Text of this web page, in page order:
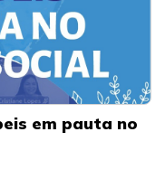
em pauta no